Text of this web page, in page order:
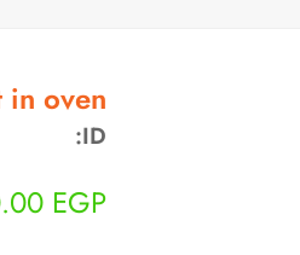
in oven
ID:
EGP